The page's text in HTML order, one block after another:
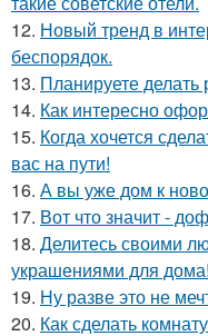
12. Новый тренд в
беспорядок.
13. Планируете делать
14. Как интересно
15. Когда хочется
вас на пути!
16. А вы уже дом к
17. Вот что значит -
18. Делитесь своими
украшениями для дома!
19. Ну разве это не
20. Как сделать